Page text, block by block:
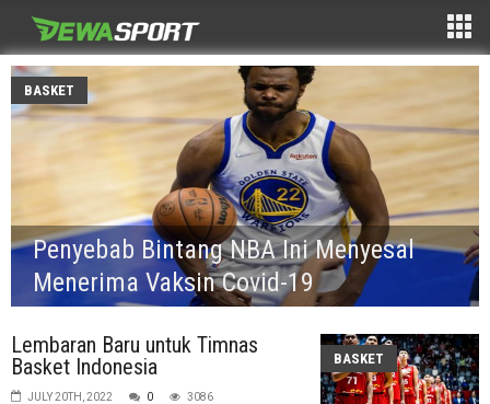
Penyebab Bintang NBA Ini Menyesal
Menerima Vaksin Covid-19
BASKET
BASKET
Lembaran Baru untuk Timnas
Basket Indonesia
JULY 20TH, 2022 0 3086